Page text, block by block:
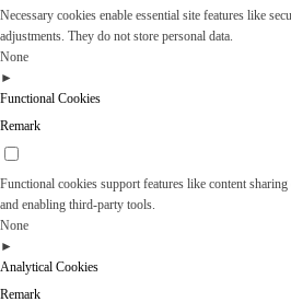
Necessary cookies enable essential site features like
adjustments. They do not store personal data.
None
►
Functional Cookies
Remark
Functional cookies support features like content
and enabling third-party tools.
None
►
Analytical Cookies
Remark